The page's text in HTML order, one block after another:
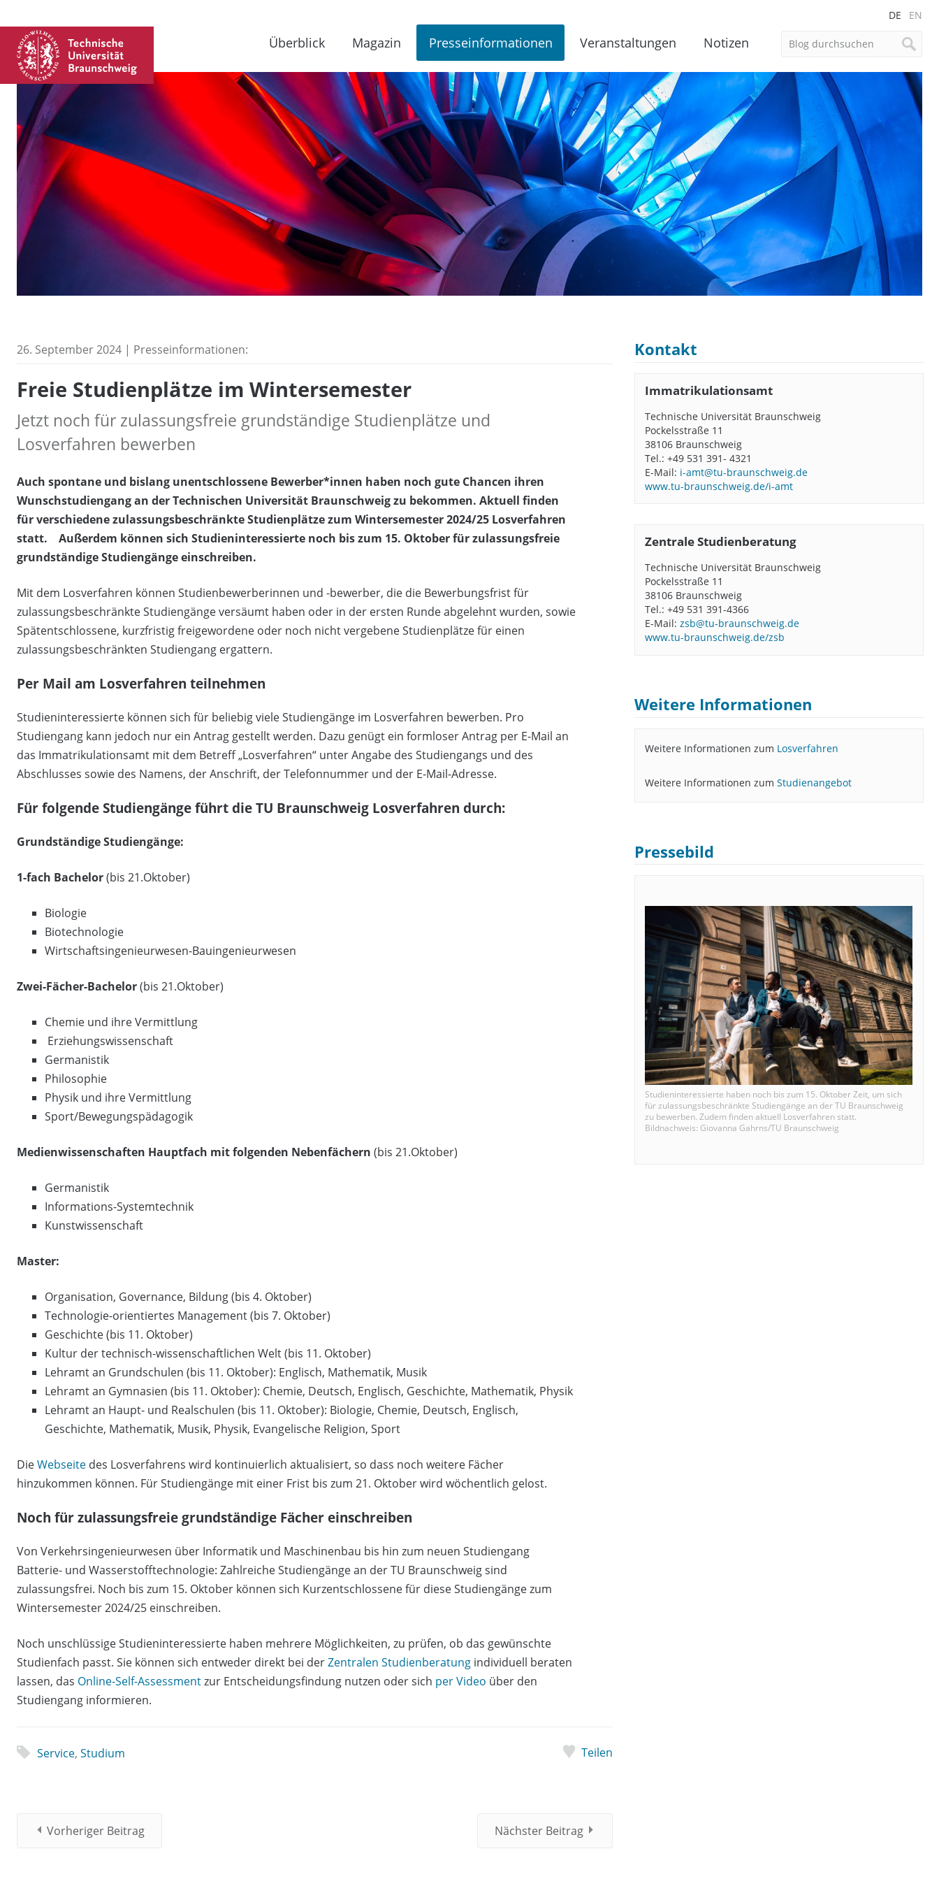
DE EN
Überblick Magazin Presseinformationen Veranstaltungen Notizen
26. September 2024 | Presseinformationen:
Freie Studienplätze im Wintersemester
Jetzt noch für zulassungsfreie grundständige Studienplätze und
Losverfahren bewerben
Auch spontane und bislang unentschlossene Bewerber*innen haben noch gute Chancen ihren
Wunschstudiengang an der Technischen Universität Braunschweig zu bekommen. Aktuell finden
für verschiedene zulassungsbeschränkte Studienplätze zum Wintersemester 2024/25 Losverfahren
statt. Außerdem können sich Studieninteressierte noch bis zum 15. Oktober für zulassungsfreie
grundständige Studiengänge einschreiben.
Mit dem Losverfahren können Studienbewerberinnen und -bewerber, die die Bewerbungsfrist für
zulassungsbeschränkte Studiengänge versäumt haben oder in der ersten Runde abgelehnt wurden, sowie
Spätentschlossene, kurzfristig freigewordene oder noch nicht vergebene Studienplätze für einen
zulassungsbeschränkten Studiengang ergattern.
Per Mail am Losverfahren teilnehmen
Studieninteressierte können sich für beliebig viele Studiengänge im Losverfahren bewerben. Pro
Studiengang kann jedoch nur ein Antrag gestellt werden. Dazu genügt ein formloser Antrag per E-Mail an
das Immatrikulationsamt mit dem Betreff „Losverfahren“ unter Angabe des Studiengangs und des
Abschlusses sowie des Namens, der Anschrift, der Telefonnummer und der E-Mail-Adresse.
Für folgende Studiengänge führt die TU Braunschweig Losverfahren durch:
Grundständige Studiengänge:
1-fach Bachelor(bis 21.Oktober)
Biologie
Biotechnologie
Wirtschaftsingenieurwesen-Bauingenieurwesen
Zwei-Fächer-Bachelor(bis 21.Oktober)
Chemie und ihre Vermittlung
Erziehungswissenschaft
Germanistik
Philosophie
Physik und ihre Vermittlung
Sport/Bewegungspädagogik
Medienwissenschaften Hauptfach mit folgenden Nebenfächern (bis 21.Oktober)
Germanistik
Informations-Systemtechnik
Kunstwissenschaft
Master:
Organisation, Governance, Bildung (bis 4. Oktober)
Technologie-orientiertes Management (bis 7. Oktober)
Geschichte (bis 11. Oktober)
Kultur der technisch-wissenschaftlichen Welt (bis 11. Oktober)
Lehramt an Grundschulen (bis 11. Oktober): Englisch, Mathematik, Musik
Lehramt an Gymnasien (bis 11. Oktober): Chemie, Deutsch, Englisch, Geschichte, Mathematik, Physik
Lehramt an Haupt- und Realschulen (bis 11. Oktober): Biologie, Chemie, Deutsch, Englisch,
Geschichte, Mathematik, Musik, Physik, Evangelische Religion, Sport
DieWebseite des Losverfahrens wird kontinuierlich aktualisiert, so dass noch weitere Fächer
hinzukommen können. Für Studiengänge mit einer Frist bis zum 21. Oktober wird wöchentlich gelost.
Noch für zulassungsfreie grundständige Fächer einschreiben
Von Verkehrsingenieurwesen über Informatik und Maschinenbau bis hin zum neuen Studiengang
Batterie- und Wasserstofftechnologie: Zahlreiche Studiengänge an der TU Braunschweig sind
zulassungsfrei. Noch bis zum 15. Oktober können sich Kurzentschlossene für diese Studiengänge zum
Wintersemester 2024/25 einschreiben.
Noch unschlüssige Studieninteressierte haben mehrere Möglichkeiten, zu prüfen, ob das gewünschte
Studienfach passt. Sie können sich entweder direkt bei derZentralen Studienberatung individuell beraten
lassen, das Online-Self-Assessmentzur Entscheidungsfindung nutzen oder sich per Video über den
Studiengang informieren.
Service, Studium Teilen
Kontakt
Immatrikulationsamt
Technische Universität Braunschweig
Pockelsstraße 11
38106 Braunschweig
Tel.: +49 531 391- 4321
E-Mail: i-amt@tu-braunschweig.de
www.tu-braunschweig.de/i-amt
Zentrale Studienberatung
Technische Universität Braunschweig
Pockelsstraße 11
38106 Braunschweig
Tel.: +49 531 391-4366
E-Mail:zsb@tu-braunschweig.de
www.tu-braunschweig.de/zsb
Weitere Informationen
Weitere Informationen zum Losverfahren
Weitere Informationen zumStudienangebot
Pressebild
Studieninteressierte haben noch bis zum 15. Oktober Zeit, um sich
für zulassungsbeschränkte Studiengänge an der TU Braunschweig
zu bewerben. Zudem finden aktuell Losverfahren statt.
Bildnachweis: Giovanna Gahrns/TU Braunschweig
Vorheriger Beitrag Nächster Beitrag